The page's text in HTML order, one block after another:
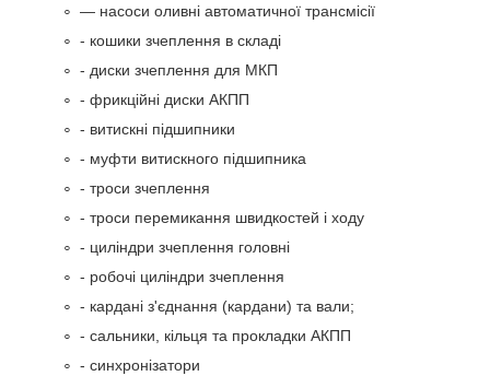
— насоси оливні автоматичної трансмісії
- кошики зчеплення в складі
- диски зчеплення для МКП
- фрикційні диски АКПП
- витискні підшипники
- муфти витискного підшипника
- троси зчеплення
- троси перемикання швидкостей і ходу
- циліндри зчеплення головні
- робочі циліндри зчеплення
- кардані з'єднання (кардани) та вали;
- сальники, кільця та прокладки АКПП
- синхронізатори